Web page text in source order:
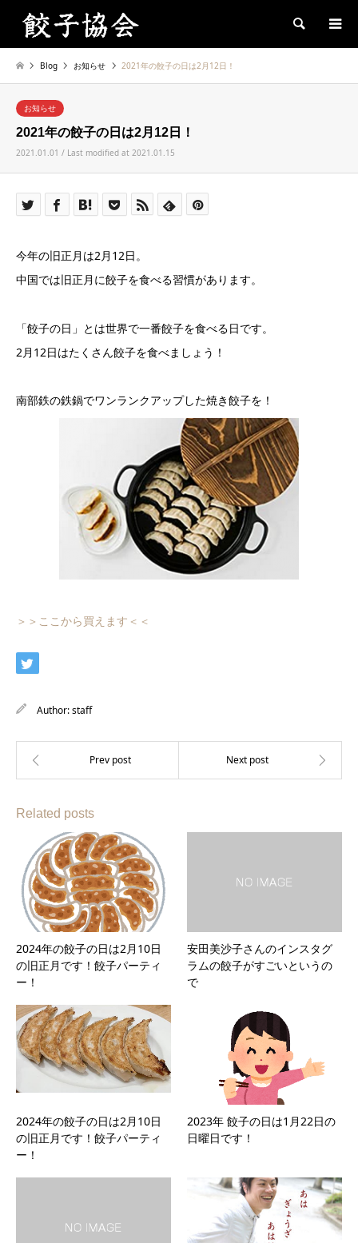
Search
Blog お知らせ 2021年の餃子の日は2月12日！
お知らせ
2021年の餃子の日は2月12日！
2021.01.01 / Last modified at 2021.01.15
今年の旧正月は2月12日。
中国では旧正月に餃子を食べる習慣があります。
「餃子の日」とは世界で一番餃子を食べる日です。
2月12日はたくさん餃子を食べましょう！
南部鉄の鉄鍋でワンランクアップした焼き餃子を！
＞＞ここから買えます＜＜
Author:staff
Related posts
2024年の餃子の日は2月10日
の旧正月です！餃子パーティ
ー！
安田美沙子さんのインスタグ
ラムの餃子がすごいというの
で
2024年の餃子の日は2月10日
の旧正月です！餃子パーティ
ー！
2023年 餃子の日は1月22日の
日曜日です！